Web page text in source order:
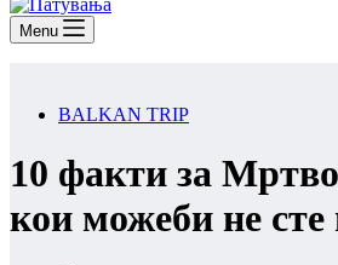
Menu
BALKAN TRIP
10 факти за
кои можеби не сте